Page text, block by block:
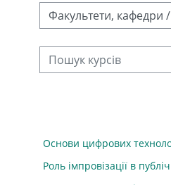
Категорії курсів
Пошук курсів
Основи цифрових
Роль імпровізації в